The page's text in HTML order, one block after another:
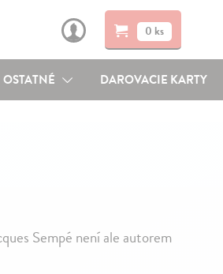
0 ks
OSTATNÉ DAROVACIE KARTY
Sempé není ale autorem